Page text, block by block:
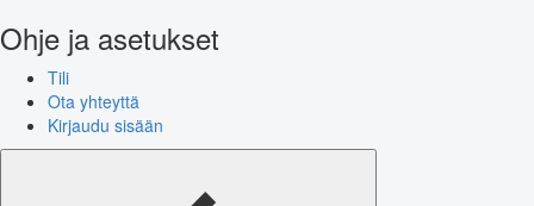
Ohje ja asetukset
Tili
Ota yhteyttä
Kirjaudu sisään